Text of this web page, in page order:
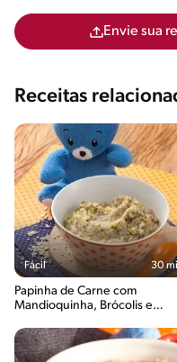
Envie sua
Receitas
Fácil 30
Papinha de Carne com
Mandioquinha, Brócolis e